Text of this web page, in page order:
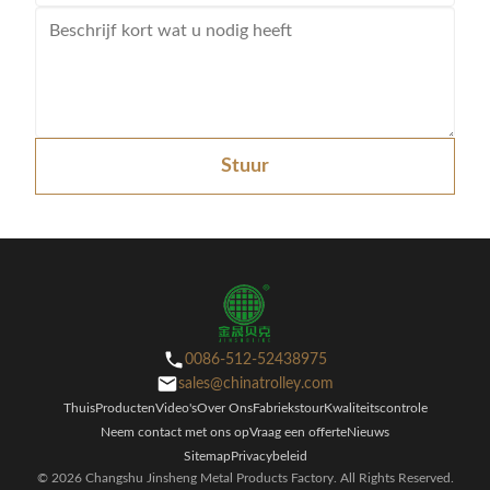
Stuur
0086-512-52438975
sales@chinatrolley.com
ThuisProductenVideo'sOver OnsFabriekstourKwaliteitscontrole
Neem contact met ons opVraag een offerteNieuws
SitemapPrivacybeleid
© 2026 Changshu Jinsheng Metal Products Factory. All Rights Reserved.